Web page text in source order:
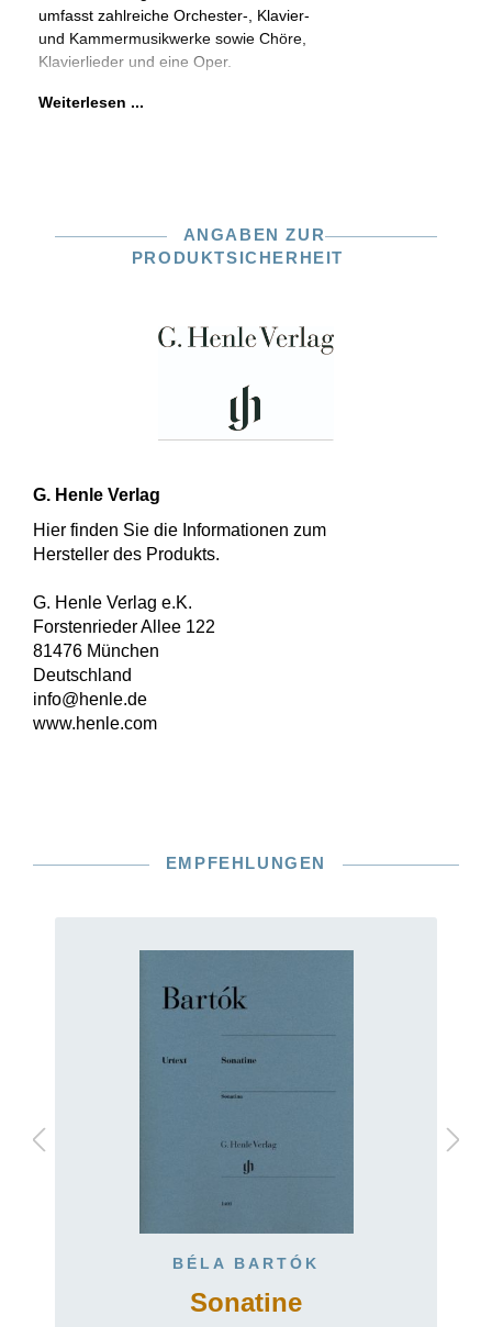
umfasst zahlreiche Orchester-, Klavier-
und Kammermusikwerke sowie Chöre,
Klavierlieder und eine Oper.
Weiterlesen ...
ANGABEN ZUR
PRODUKTSICHERHEIT
G. Henle Verlag
Hier finden Sie die Informationen zum
Hersteller des Produkts.
G. Henle Verlag e.K.
Forstenrieder Allee 122
81476 München
Deutschland
info@henle.de
www.henle.com
EMPFEHLUNGEN
BÉLA BARTÓK
Sonatine